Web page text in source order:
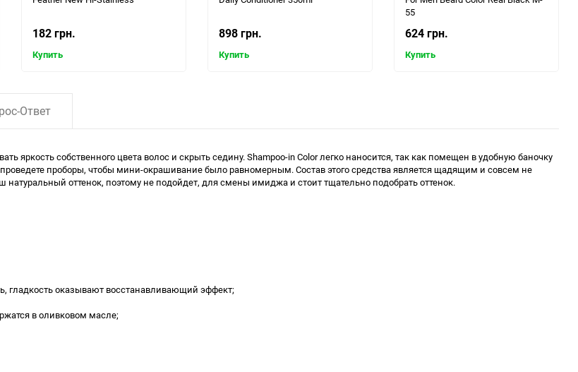
182 грн.
Купить
898 грн.
Купить
55
624 грн.
Купить
Ответ
собственного цвета волос и скрыть седину. Shampoo-in Color легко наносится, так как помещен в удобную баночку
проборы, чтобы мини-окрашивание было равномерным. Состав этого средства является щадящим и совсем не
оттенок, поэтому не подойдет, для смены имиджа и стоит тщательно подобрать оттенок.
гладкость оказывают восстанавливающий эффект;
в оливковом масле;